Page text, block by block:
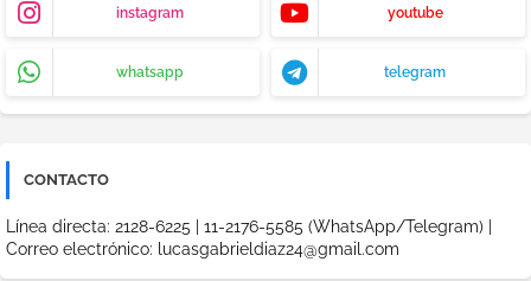
instagram youtube
whatsapp telegram
CONTACTO
Línea directa: 2128-6225 | 11-2176-5585 (WhatsApp/Telegram) |
Correo electrónico: lucasgabrieldiaz24@gmail.com